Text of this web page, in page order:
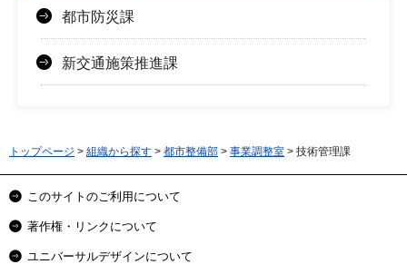
都市防災課
新交通施策推進課
トップページ > 組織から探す > 都市整備部 > 事業調整室 > 技術管理課
このサイトのご利用について
著作権・リンクについて
ユニバーサルデザインについて